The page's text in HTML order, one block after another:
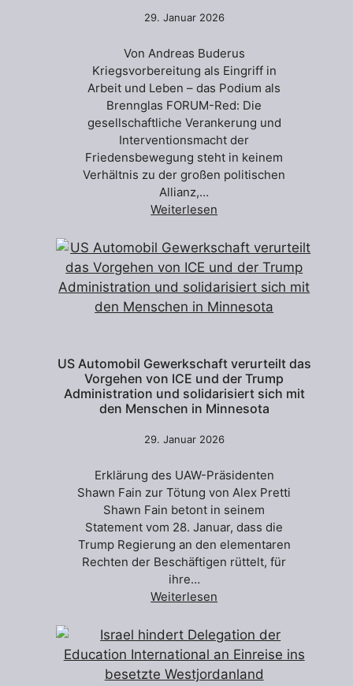
29. Januar 2026
Von Andreas Buderus
Kriegsvorbereitung als Eingriff in
Arbeit und Leben – das Podium als
Brennglas FORUM-Red: Die
gesellschaftliche Verankerung und
Interventionsmacht der
Friedensbewegung steht in keinem
Verhältnis zu der großen politischen
Allianz,…
Weiterlesen
US Automobil Gewerkschaft verurteilt das
Vorgehen von ICE und der Trump
Administration und solidarisiert sich mit
den Menschen in Minnesota
29. Januar 2026
Erklärung des UAW-Präsidenten
Shawn Fain zur Tötung von Alex Pretti
Shawn Fain betont in seinem
Statement vom 28. Januar, dass die
Trump Regierung an den elementaren
Rechten der Beschäftigen rüttelt, für
ihre…
Weiterlesen